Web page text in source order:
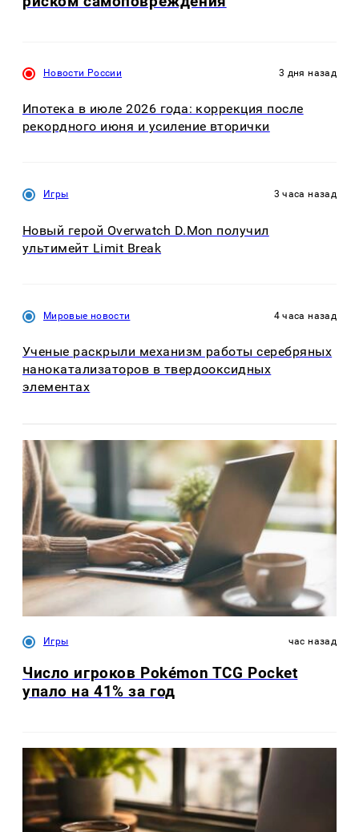
Новости России 3 дня назад
Ипотека в июле 2026 года: коррекция после
рекордного июня и усиление вторички
Игры 3 часа назад
Новый герой Overwatch D.Mon получил
ультимейт Limit Break
Мировые новости 4 часа назад
Ученые раскрыли механизм работы серебряных
нанокатализаторов в твердооксидных
элементах
Игры час назад
Число игроков Pokémon TCG Pocket
упало на 41% за год